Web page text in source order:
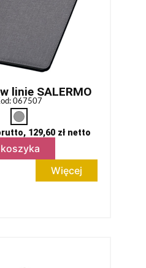
linie SALERMO
067507
129,60 złnetto
Więcej